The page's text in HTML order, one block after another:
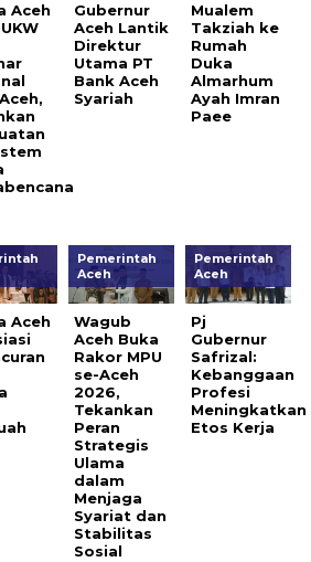
Aceh
Gubernur
Aceh Lantik
Direktur
Utama PT
Bank Aceh
Syariah
Mualem
Takziah ke
Rumah
Duka
Almarhum
Ayah Imran
Paee
Aceh
Pemerintah
Aceh
Wagub
Aceh Buka
Rakor MPU
se-Aceh
2026,
Tekankan
Peran
Strategis
Ulama
dalam
Menjaga
Syariat dan
Stabilitas
Sosial
Pemerintah
Aceh
Pj
Gubernur
Safrizal:
Kebanggaan
Profesi
Meningkatkan
Etos Kerja